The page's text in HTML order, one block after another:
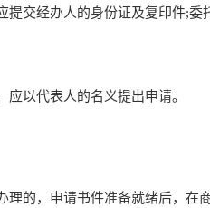
交经办人的身份证及复印件;委
以代表人的名义提出申请。
的，申请书件准备就绪后，在